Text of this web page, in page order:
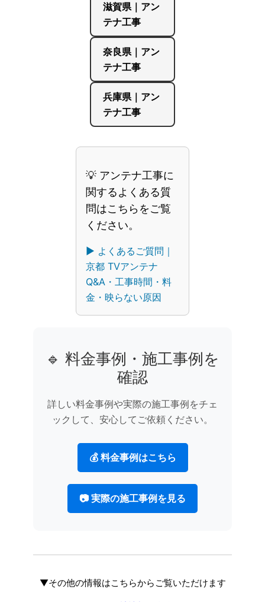
滋賀県｜アン
テナ工事
奈良県｜アン
テナ工事
兵庫県｜アン
テナ工事
💡 アンテナ工事に
関するよくある質
問はこちらをご覧
ください。
▶︎ よくあるご質問｜
京都 TVアンテナ
Q&A・工事時間・料
金・映らない原因
🔹 料金事例・施工事例を
確認
詳しい料金事例や実際の施工事例をチェ
ックして、安心してご依頼ください。
💰 料金事例はこちら
📷 実際の施工事例を見る
▼その他の情報はこちらからご覧いただけます